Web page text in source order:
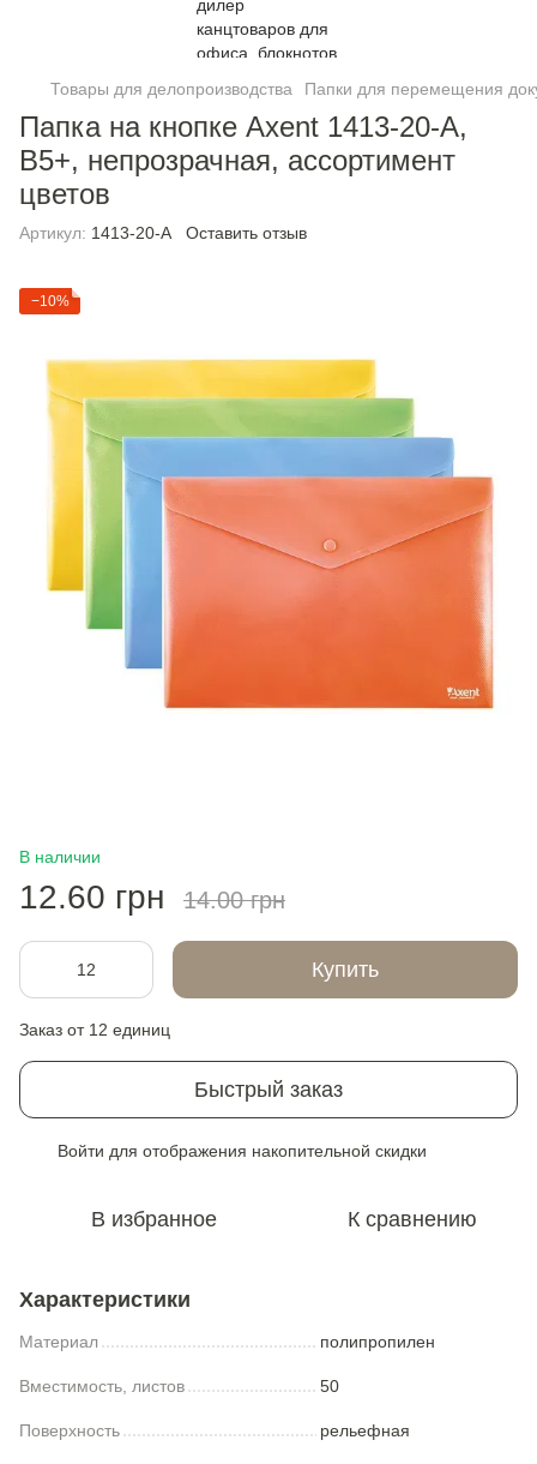
Товары для делопроизводства Папки для перемещения
Папка на кнопке Axent 1413-20-A,
B5+, непрозрачная, ассортимент
цветов
Артикул: 1413-20-A Оставить отзыв
−10%
В наличии
12.60 грн 14.00 грн
Купить
Заказ от 12 единиц
Быстрый заказ
Войти для отображения накопительной скидки
В избранное К сравнению
Характеристики
Материал полипропилен
Вместимость, листов 50
Поверхность рельефная